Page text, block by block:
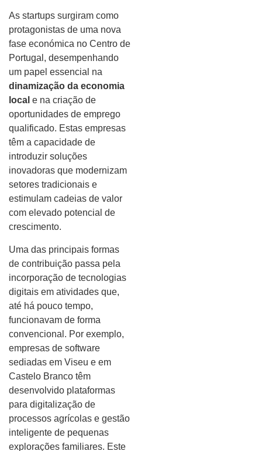
As startups surgiram como
protagonistas de uma nova
fase económica no Centro de
Portugal, desempenhando
um papel essencial na
dinamização da economia
local e na criação de
oportunidades de emprego
qualificado. Estas empresas
têm a capacidade de
introduzir soluções
inovadoras que modernizam
setores tradicionais e
estimulam cadeias de valor
com elevado potencial de
crescimento.
Uma das principais formas
de contribuição passa pela
incorporação de tecnologias
digitais em atividades que,
até há pouco tempo,
funcionavam de forma
convencional. Por exemplo,
empresas de software
sediadas em Viseu e em
Castelo Branco têm
desenvolvido plataformas
para digitalização de
processos agrícolas e gestão
inteligente de pequenas
explorações familiares. Este